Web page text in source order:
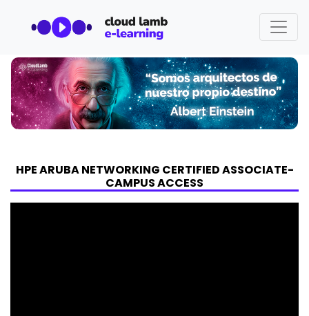
HPE ARUBA NETWORKING CERTIFIED ASSOCIATE-
CAMPUS ACCESS